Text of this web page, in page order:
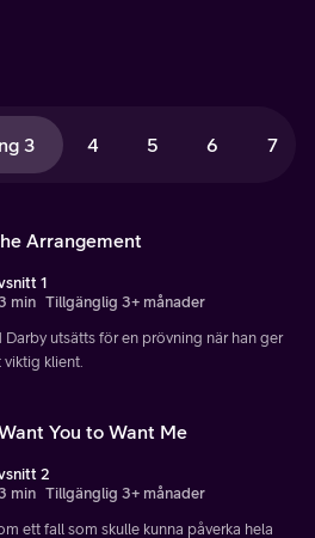
3 4 5 6 7
Arrangement
1
min Tillgänglig 3+ månader
Darby utsätts för en prövning när han ger
klient.
You to Want Me
2
min Tillgänglig 3+ månader
ett fall som skulle kunna påverka hela